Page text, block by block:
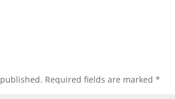
Required fields are marked*